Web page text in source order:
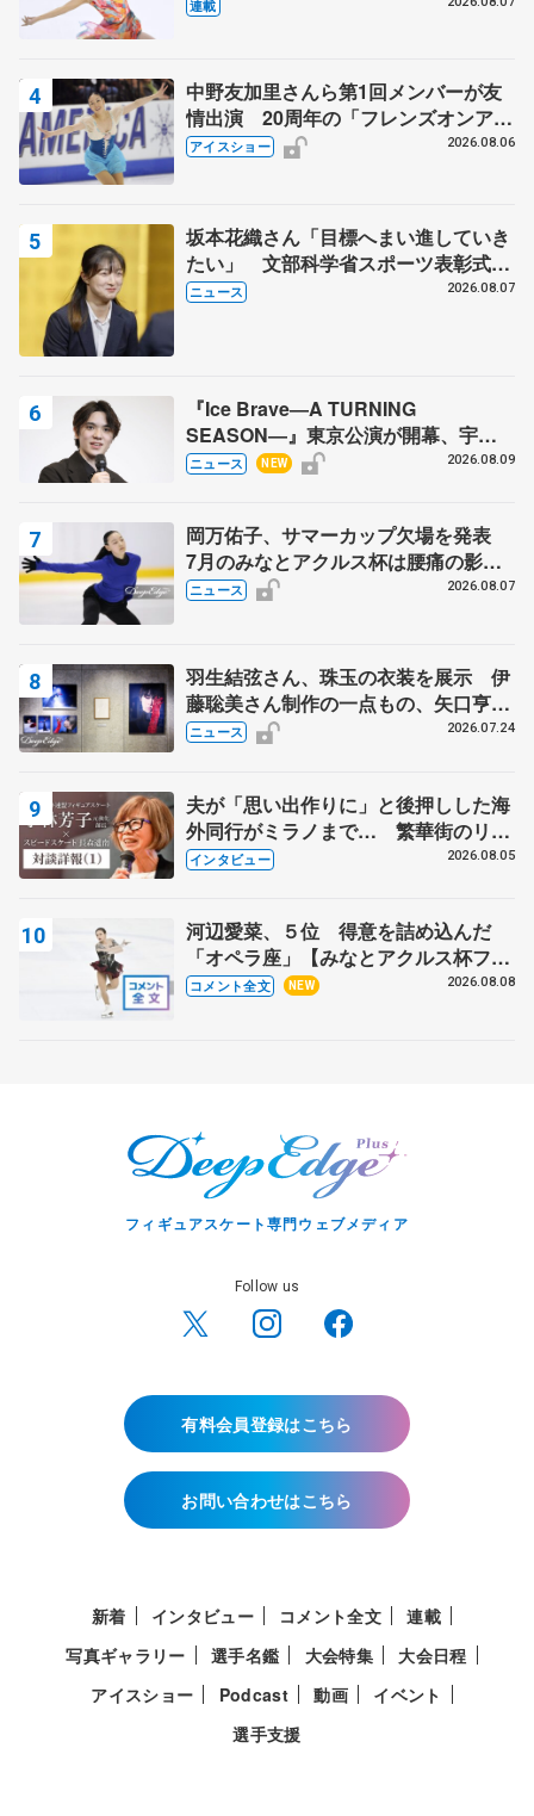
連載
中野友加里さんら第1回メンバーが友
情出演 20周年の「フレンズオンアイ
ス」 宮本賢二さん、有川梨絵さん、
アイスショー 2026.08.06
坂本花織さん「目標へまい進していき
たい」 文部科学省スポーツ表彰式で
代表謝辞
ニュース 2026.08.07
『Ice Brave―A TURNING
SEASON―』東京公演が開幕、宇野
昌磨の『Ice Brave』にかける思いを
ニュース NEW 2026.08.09
岡万佑子、サマーカップ欠場を発表
7月のみなとアクルス杯は腰痛の影響
で
ニュース 2026.08.07
羽生結弦さん、珠玉の衣装を展示 伊
藤聡美さん制作の一点もの、矢口亨さ
んが撮影
ニュース 2026.07.24
夫が「思い出作りに」と後押しした海
外同行がミラノまで… 繁華街のリン
クでは不良のお兄さんも味方に 小林
インタビュー 2026.08.05
河辺愛菜、５位 得意を詰め込んだ
「オペラ座」【みなとアクルス杯フリ
ー】
コメント全文 NEW 2026.08.08
フィギュアスケート専門ウェブメディア
Follow us
有料会員登録はこちら
お問い合わせはこちら
新着 インタビュー コメント全文
連載
写真ギャラリー
選手名鑑 大会特集
大会日程
アイスショー
Podcast 動画
イベント
選手支援